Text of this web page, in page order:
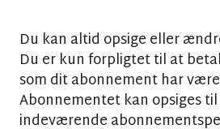
Du kan altid opsige eller
Du er kun forpligtet til at
som dit abonnement har
Abonnementet kan opsiges
indeværende